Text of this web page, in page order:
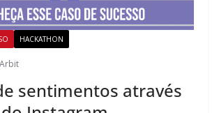
HACKATHON
Arbit
sentimentos através